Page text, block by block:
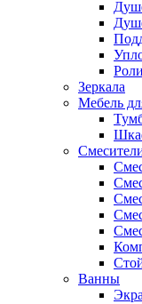
Зеркала
Мебель
Ванны